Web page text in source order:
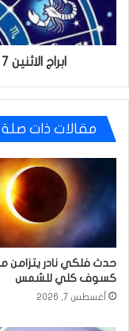
جميع
الاصعدة
ابراج الاثنين 7 كانون الاول في جميع الاصعدة
مقالات ذات صلة
حدث فلكي نادر يتزامن
كسوف كلي للشمس
أغسطس 7, 2026